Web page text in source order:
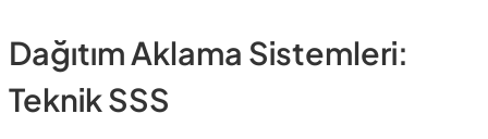
Dağıtım Aklama Sistemleri:
Teknik SSS